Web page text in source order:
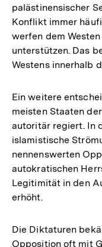
palästinensischer
Konflikt immer
werfen dem
unterstützen. Das
Westens innerhalb
Ein weitere
meisten Staaten
autoritär regiert. In
islamistische
nennenswerten
autokratischen
Legitimität in den
erhöht.
Die Diktaturen
Opposition oft mit